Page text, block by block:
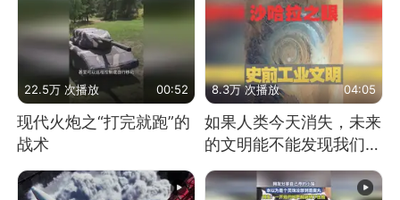
22.5万 次播放 00:52
现代火炮之“打完就跑”的
战术
8.3万 次播放 04:05
如果人类今天消失，未来
的文明能不能发现我们存
在过？